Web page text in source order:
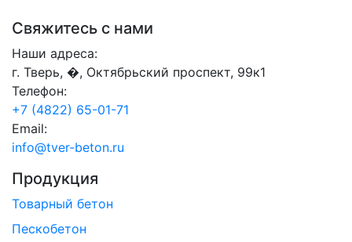
Свяжитесь с нами
Наши адреса:
г. Тверь, �, Октябрьский проспект, 99к1
Телефон:
+7 (4822) 65-01-71
Email:
info@tver-beton.ru
Продукция
Товарный бетон
Пескобетон